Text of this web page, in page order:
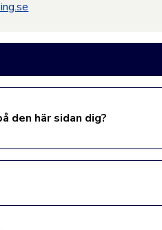
den här sidan dig?